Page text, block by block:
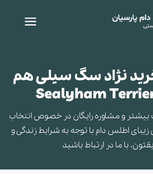
نژاد سگ سیلی هم
و مشاوره‌ رایگان در خصوص انتخاب
زیبای اطلس دام با توجه به شرایط زندگی و
با ما در ارتباط باشید